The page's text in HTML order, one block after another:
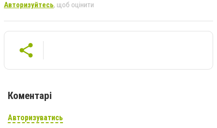
Авторизуйтесь, щоб оцінити
Коментарі
Авторизуватись